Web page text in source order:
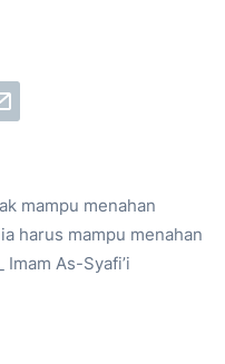
mampu menahan
harus mampu menahan
Imam As-Syafi’i